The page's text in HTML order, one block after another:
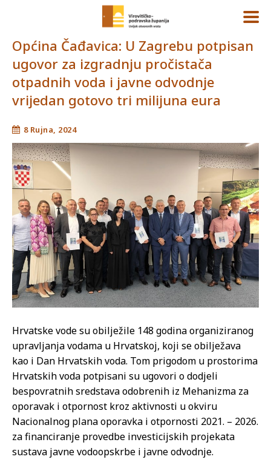
Općina Čađavica: U Zagrebu potpisan
ugovor za izgradnju pročistača
otpadnih voda i javne odvodnje
vrijedan gotovo tri milijuna eura
8 Rujna, 2024
Hrvatske vode su obilježile 148 godina organiziranog
upravljanja vodama u Hrvatskoj, koji se obilježava
kao i Dan Hrvatskih voda. Tom prigodom u prostorima
Hrvatskih voda potpisani su ugovori o dodjeli
bespovratnih sredstava odobrenih iz Mehanizma za
oporavak i otpornost kroz aktivnosti u okviru
Nacionalnog plana oporavka i otpornosti 2021. – 2026.
za financiranje provedbe investicijskih projekata
sustava javne vodoopskrbe i javne odvodnje.